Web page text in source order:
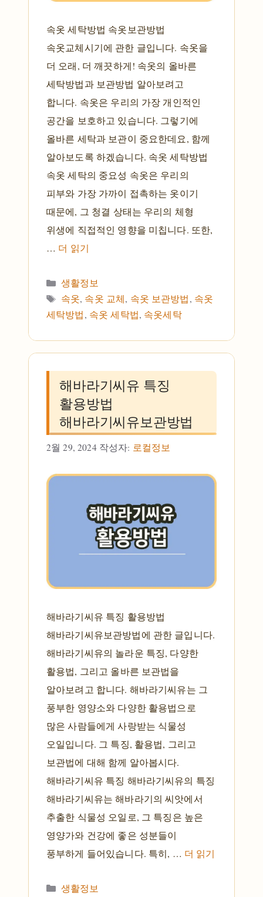
속옷 세탁방법 속옷보관방법
속옷교체시기에 관한 글입니다. 속옷을
더 오래, 더 깨끗하게! 속옷의 올바른
세탁방법과 보관방법 알아보려고
합니다. 속옷은 우리의 가장 개인적인
공간을 보호하고 있습니다. 그렇기에
올바른 세탁과 보관이 중요한데요, 함께
알아보도록 하겠습니다. 속옷 세탁방법
속옷 세탁의 중요성 속옷은 우리의
피부와 가장 가까이 접촉하는 옷이기
때문에, 그 청결 상태는 우리의 체형
위생에 직접적인 영향을 미칩니다. 또한,
… 더 읽기
카테고리
생활정보
태그
속옷, 속옷 교체, 속옷 보관방법 , 속옷
세탁방법 , 속옷 세탁법, 속옷세탁
해바라기씨유 특징
활용방법
해바라기씨유보관방법
2월 29, 2024 작성자: 로컬정보
해바라기씨유 특징 활용방법
해바라기씨유보관방법에 관한 글입니다.
해바라기씨유의 놀라운 특징, 다양한
활용법, 그리고 올바른 보관법을
알아보려고 합니다. 해바라기씨유는 그
풍부한 영양소와 다양한 활용법으로
많은 사람들에게 사랑받는 식물성
오일입니다. 그 특징, 활용법, 그리고
보관법에 대해 함께 알아봅시다.
해바라기씨유 특징 해바라기씨유의 특징
해바라기씨유는 해바라기의 씨앗에서
추출한 식물성 오일로, 그 특징은 높은
영양가와 건강에 좋은 성분들이
풍부하게 들어있습니다. 특히, … 더 읽기
카테고리
생활정보